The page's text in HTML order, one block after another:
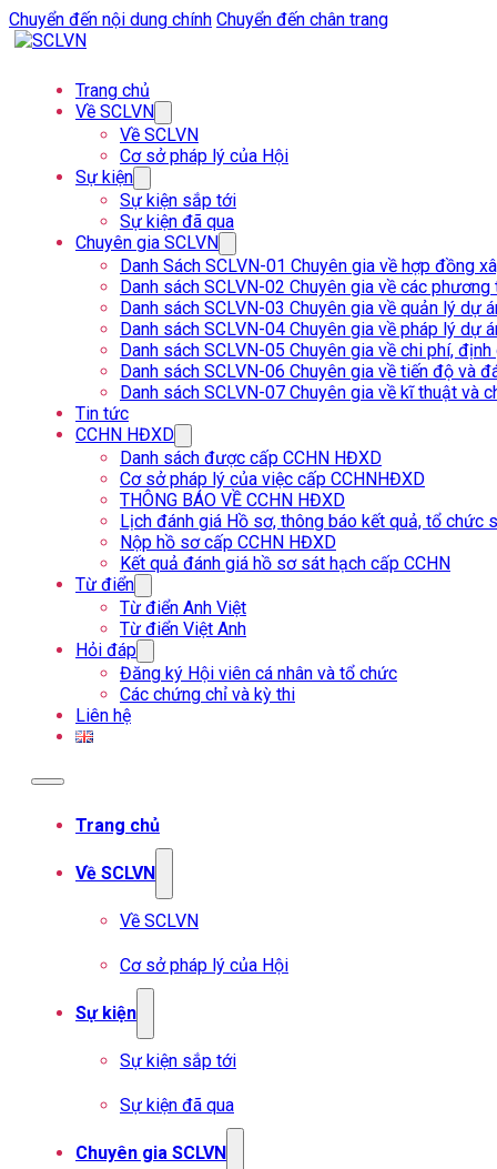
Chuyển đến nội dung chính Chuyển đến chân trang
Trang chủ
Về SCLVN
Về SCLVN
Cơ sở pháp lý của Hội
Sự kiện
Sự kiện sắp tới
Sự kiện đã qua
Chuyên gia SCLVN
Danh Sách SCLVN-01 Chuyên gia về hợp đồng
Danh sách SCLVN-02 Chuyên gia về các
Danh sách SCLVN-03 Chuyên gia về quản lý dự
Danh sách SCLVN-04 Chuyên gia về pháp lý dự
Danh sách SCLVN-05 Chuyên gia về chi phí,
Danh sách SCLVN-06 Chuyên gia về tiến độ và
Danh sách SCLVN-07 Chuyên gia về kĩ thuật và
Tin tức
CCHN HĐXD
Danh sách được cấp CCHN HĐXD
Cơ sở pháp lý của việc cấp CCHNHĐXD
THÔNG BÁO VỀ CCHN HĐXD
Lịch đánh giá Hồ sơ, thông báo kết quả, tổ chức
Nộp hồ sơ cấp CCHN HĐXD
Kết quả đánh giá hồ sơ sát hạch cấp CCHN
Từ điển
Từ điển Anh Việt
Từ điển Việt Anh
Hỏi đáp
Đăng ký Hội viên cá nhân và tổ chức
Các chứng chỉ và kỳ thi
Liên hệ
Trang chủ
Về SCLVN
Về SCLVN
Cơ sở pháp lý của Hội
Sự kiện
Sự kiện sắp tới
Sự kiện đã qua
Chuyên gia SCLVN